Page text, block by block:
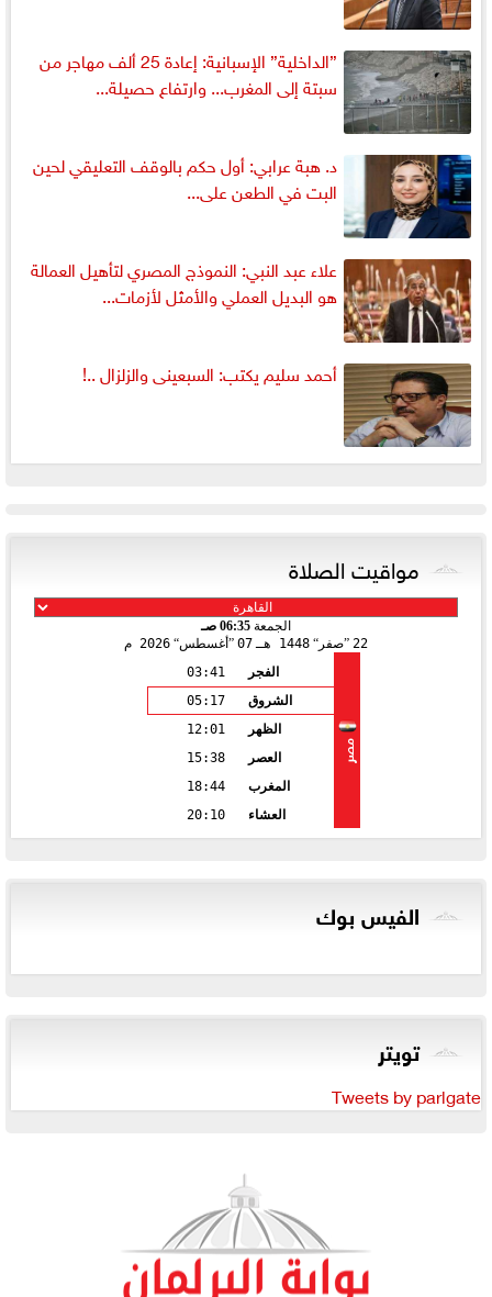
”الداخلية” الإسبانية: إعادة 25 ألف مهاجر من
سبتة إلى المغرب... وارتفاع حصيلة...
د. هبة عرابي: أول حكم بالوقف التعليقي لحين
البت في الطعن على...
علاء عبد النبي: النموذج المصري لتأهيل العمالة
هو البديل العملي والأمثل لأزمات...
أحمد سليم يكتب: السبعينى والزلزال ..!
مواقيت الصلاة
الجمعة 06:35 صـ
22
صفر 1448 هـ 07 أغسطس 2026 م
مصر
الفجر
03:41
الشروق
05:17
الظهر
12:01
العصر
15:38
المغرب
18:44
العشاء
20:10
الفيس بوك
تويتر
Tweets by parlgate